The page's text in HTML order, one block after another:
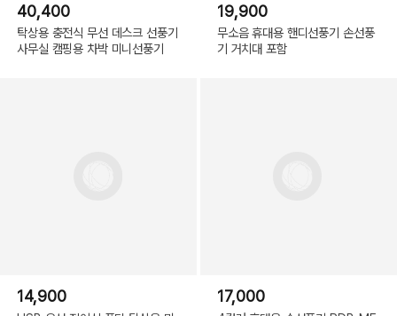
40,400
탁상용 충전식 무선 데스크 선풍기
사무실 캠핑용 차박 미니선풍기
19,900
무소음 휴대용 핸디선풍기 손선풍
기 거치대 포함
14,900 17,000